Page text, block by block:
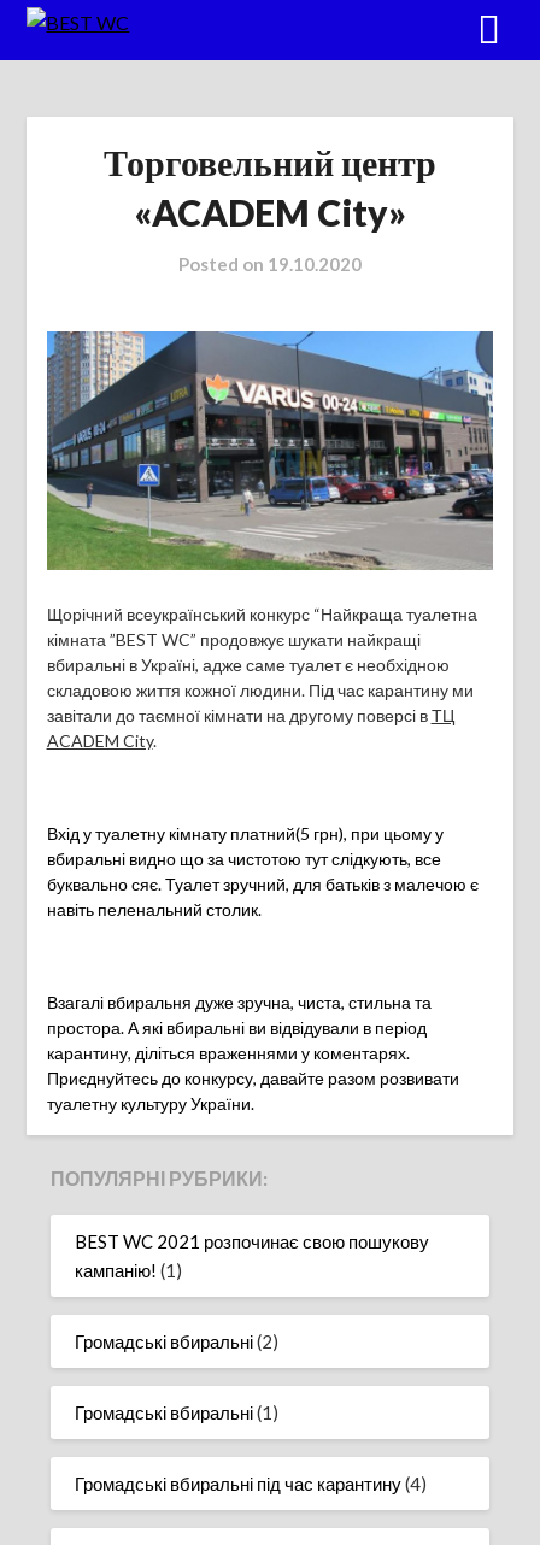
Торговельний центр
«ACADEM City»
Posted on 19.10.2020
Щорічний всеукраїнський конкурс “Найкраща туалетна
кімната ”BEST WC” продовжує шукати найкращі
вбиральні в Україні, адже саме туалет є необхідною
складовою життя кожної людини. Під час карантину ми
завітали до таємної кімнати на другому поверсі вТЦ
ACADEM City.
Вхід у туалетну кімнату платний(5 грн), при цьому у
вбиральні видно що за чистотою тут слідкують, все
буквально сяє. Туалет зручний, для батьків з малечою є
навіть пеленальний столик.
Взагалі вбиральня дуже зручна, чиста, стильна та
простора. А які вбиральні ви відвідували в період
карантину, діліться враженнями у коментарях.
Приєднуйтесь до конкурсу, давайте разом розвивати
туалетну культуру України.
ПОПУЛЯРНІ РУБРИКИ:
BEST WC 2021 розпочинає свою пошукову
кампанію! (1)
Громадські вбиральні(2)
Громадські вбиральні(1)
Громадські вбиральні під час карантину(4)